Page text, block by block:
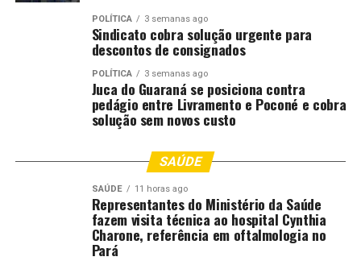
do previsto acarretará eliminação do certame, conforme
item 13.3 do edital.
Os candidatos listados nas convocações deverão realizar
o exame admissional no local de sua preferência,
devendo constar o cargo e a aptidão.
O certame realizado em 2025 ofertou 1.985 vagas para
contratação imediata de temporários e formação de
cadastro de reserva de níveis médio e superior, para
atuarem nas unidades educacionais da rede pública
municipal de educação, em substituição de servidores
POLÍTICA 3 semanas ago
Sindicato cobra solução urgente para
descontos de consignados
POLÍTICA 3 semanas ago
Juca do Guaraná se posiciona contra
pedágio entre Livramento e Poconé e cobra
solução sem novos custo
SAÚDE
SAÚDE 11 horas ago
Representantes do Ministério da Saúde
fazem visita técnica ao hospital Cynthia
Charone, referência em oftalmologia no
Pará